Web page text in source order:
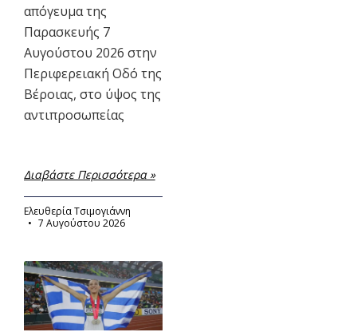
απόγευμα της
Παρασκευής 7
Αυγούστου 2026 στην
Περιφερειακή Οδό της
Βέροιας, στο ύψος της
αντιπροσωπείας
Διαβάστε Περισσότερα »
Ελευθερία Τσιμογιάννη
7 Αυγούστου 2026